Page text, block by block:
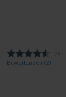
Bewertungen (2)